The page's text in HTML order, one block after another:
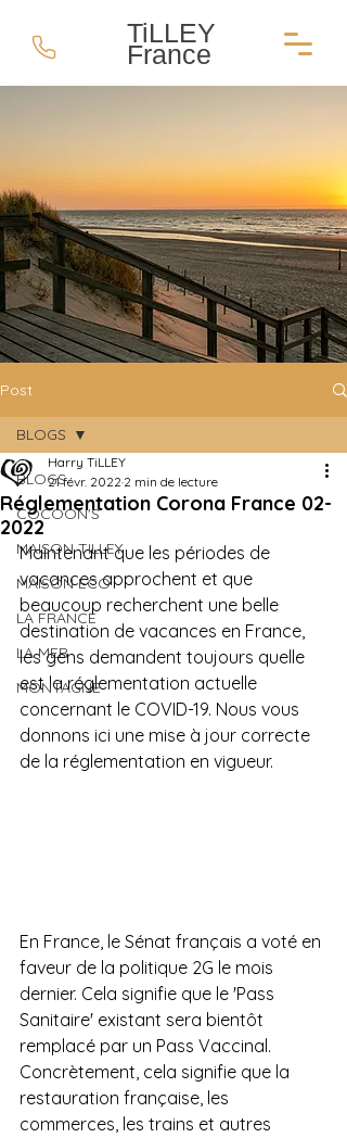
TiLLEY
France
Post
BLOGS
COCOON'S
MAISON TILLEY
MAISON ECO
LA FRANCE
LA MER
MONTAGNE
BLOGS
Réglementation Corona France 02-
2022
Harry TiLLEY
21 févr. 2022 2 min de lecture
Maintenant que les périodes de
vacances approchent et que
beaucoup recherchent une belle
destination de vacances en France,
les gens demandent toujours quelle
est la réglementation actuelle
concernant le COVID-19. Nous vous
donnons ici une mise à jour correcte
de la réglementation en vigueur.
En France, le Sénat français a voté en
faveur de la politique 2G le mois
dernier. Cela signifie que le 'Pass
Sanitaire' existant sera bientôt
remplacé par un Pass Vaccinal.
Concrètement, cela signifie que la
restauration française, les
commerces, les trains et autres